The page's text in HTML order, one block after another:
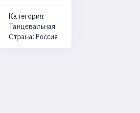
Категория:
Танцевальная
Страна: Россия